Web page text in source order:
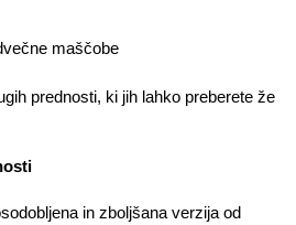
maščobe
prednosti, ki jih lahko preberete že
in zboljšana verzija od